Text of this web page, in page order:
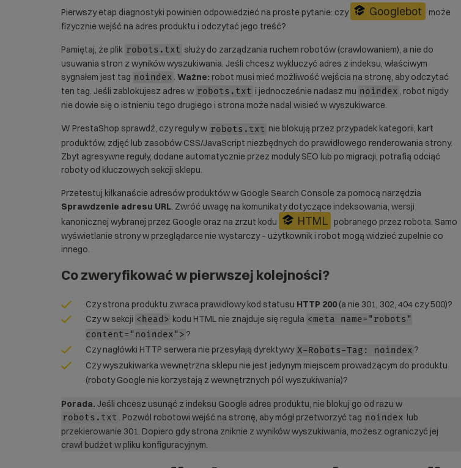
Pierwszy etap diagnostyki powinien odpowiedzieć na proste pytanie: czy Googlebot
może
fizycznie wejść na adres produktu i odczytać jego treść?
Pamiętaj, że plik robots.txt służy do zarządzania ruchem robotów (crawlowaniem), a nie do
usuwania stron z wyników wyszukiwania. Jeśli chcesz wykluczyć adres z indeksu, właściwym
sygnałem jest tag noindex . Ważne: robot musi mieć możliwość wejścia na stronę, aby odczytać
ten tag. Jeśli zablokujesz adres w robots.txt i jednocześnie nadasz mu noindex , robot nigdy
nie dowie się o istnieniu tego drugiego i strona może nadal wisieć w wyszukiwarce.
W PrestaShop sprawdź, czy reguły w robots.txt nie blokują przez przypadek kategorii, kart
produktów, zdjęć lub zasobów CSS/JavaScript niezbędnych do prawidłowego renderowania strony.
Zbyt agresywne reguły, dodane automatycznie przez moduły SEO lub po migracji, potrafią odciąć
roboty od kluczowych sekcji sklepu.
Przetestuj kilkanaście adresów produktów w Google Search Console za pomocą narzędzia
Sprawdzenie adresu URL. Zwróć uwagę na komunikaty dotyczące indeksowania, wersji
kanonicznej wybranej przez Google oraz na zrzut kodu
HTML
pobranego przez robota. Samo
wyświetlanie strony w przeglądarce nie wystarczy – użytkownik i robot mogą widzieć zupełnie co
innego.
Co zweryfikować w pierwszej kolejności?
Czy strona produktu zwraca prawidłowy kod statusu HTTP 200 (a nie 301, 302, 404 czy 500)?
Czy w sekcji <head> kodu HTML nie znajduje się reguła <meta name="robots"
content="noindex">?
Czy nagłówki HTTP serwera nie przesyłają dyrektywy X-Robots-Tag: noindex?
Czy wyszukiwarka wewnętrzna sklepu nie jest jedynym miejscem prowadzącym do produktu
(roboty Google nie korzystają z wewnętrznych pól wyszukiwania)?
Porada. Jeśli chcesz usunąć z indeksu Google adres produktu, nie blokuj go od razu w
robots.txt . Pozwól robotowi wejść na stronę, aby mógł przetworzyć tag noindex lub
przekierowanie 301. Dopiero gdy strona zniknie z wyników wyszukiwania, możesz ograniczyć jej
crawl budżet w pliku konfiguracyjnym.